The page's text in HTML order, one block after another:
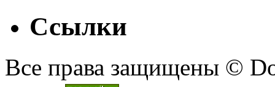
Ссылки
Все права защищены ©